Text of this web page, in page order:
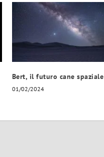
Bert, il futuro cane spaziale
01/02/2024